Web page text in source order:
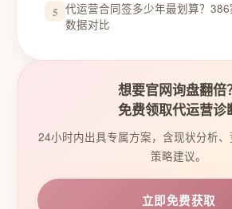
5 代运营合同签多少年最划算？
数据对比
想要官网询盘翻倍
免费领取代运营诊
24小时内出具专属方案，含现状分析
策略建议。
立即免费获取